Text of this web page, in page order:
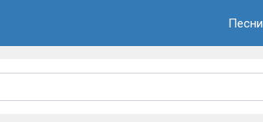
Песни